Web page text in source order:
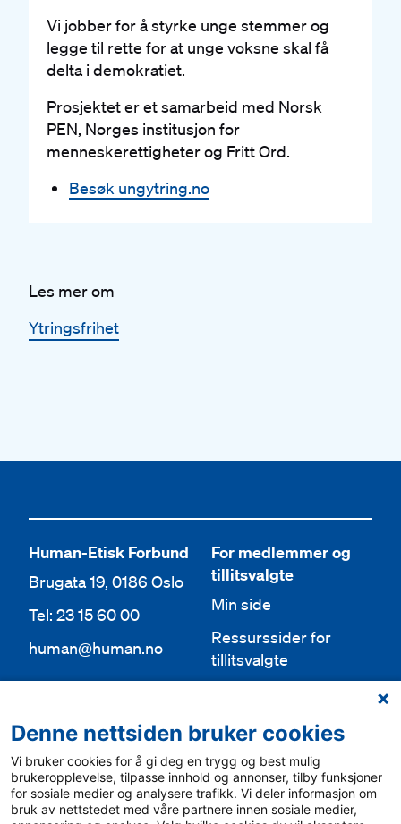
Vi jobber for å styrke unge stemmer og
legge til rette for at unge voksne skal få
delta i demokratiet.
Prosjektet er et samarbeid med Norsk
PEN, Norges institusjon for
menneskerettigheter og Fritt Ord.
Besøk ungytring.no
Les mer om
Ytringsfrihet
Human-Etisk Forbund
Brugata 19, 0186 Oslo
Tel: 23 15 60 00
human@human.no
Aktuelt
For media
Ledige stillinger
For medlemmer og
tillitsvalgte
Min side
Ressurssider for
tillitsvalgte
Bli medlem
Bli frivillig
Personvern & cookies
Denne nettsiden bruker cookies
Vi bruker cookies for å gi deg en trygg og best mulig
brukeropplevelse, tilpasse innhold og annonser, tilby funksjoner
for sosiale medier og analysere trafikk. Vi deler informasjon om
bruk av nettstedet med våre partnere innen sosiale medier,